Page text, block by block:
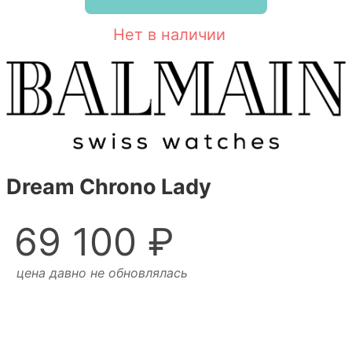
Нет в наличии
Dream Chrono Lady
69 100 ₽
цена давно не обновлялась